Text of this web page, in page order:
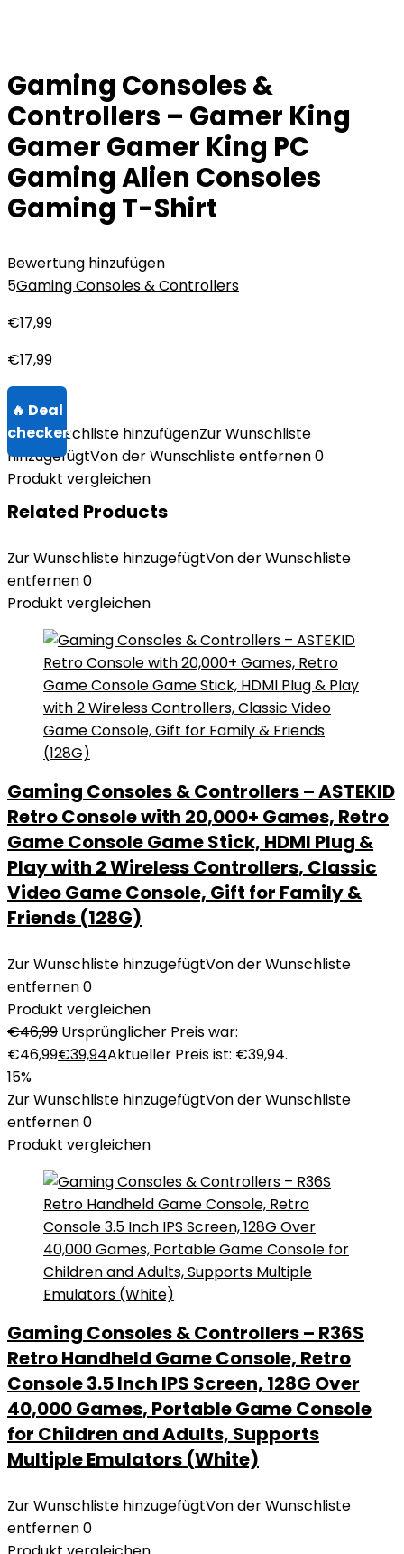
Gaming Consoles &
Controllers – Gamer King
Gamer Gamer King PC
Gaming Alien Consoles
Gaming T-Shirt
Bewertung hinzufügen
5Gaming Consoles & Controllers
€17,99
€17,99
Zur Wunschliste hinzufügenZur Wunschliste
hinzugefügtVon der Wunschliste entfernen0
Produkt vergleichen
Related Products
Zur Wunschliste hinzugefügtVon der Wunschliste
entfernen0
Produkt vergleichen
Gaming Consoles & Controllers – ASTEKID
Retro Console with 20,000+ Games, Retro
Game Console Game Stick, HDMI Plug &
Play with 2 Wireless Controllers, Classic
Video Game Console, Gift for Family &
Friends (128G)
Zur Wunschliste hinzugefügtVon der Wunschliste
entfernen0
Produkt vergleichen
€46,99 Ursprünglicher Preis war:
€46,99€39,94Aktueller Preis ist: €39,94.
15%
Zur Wunschliste hinzugefügtVon der Wunschliste
entfernen0
Produkt vergleichen
Gaming Consoles & Controllers – R36S
Retro Handheld Game Console, Retro
Console 3.5 Inch IPS Screen, 128G Over
40,000 Games, Portable Game Console
for Children and Adults, Supports
Multiple Emulators (White)
Zur Wunschliste hinzugefügtVon der Wunschliste
entfernen0